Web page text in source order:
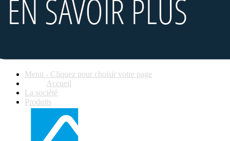
Menu - Cliquez pour choisir votre page
Accueil
La société
Produits